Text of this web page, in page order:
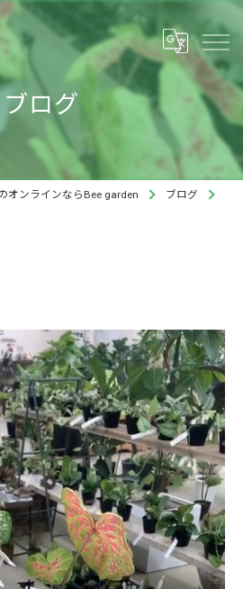
ブログ
オンラインならBee garden ブログ